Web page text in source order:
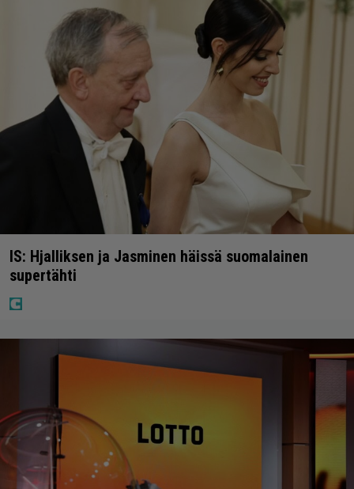
IS: Hjalliksen ja Jasminen häissä suomalainen
supertähti